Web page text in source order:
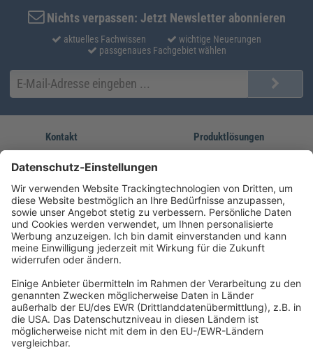
Nichts verpassen: Jetzt Newsletter abonnieren
aktuelles Fachwissen
wichtige Neuerungen
passgenaues Fachgebiet wählen
Kontakt
service@forum-verlag.com
Mo-Do 07:30 - 17:00 Uhr
Fr 07:30 - 15:00 Uhr
Produktlösungen
Unsere Marken
Folgen Sie uns